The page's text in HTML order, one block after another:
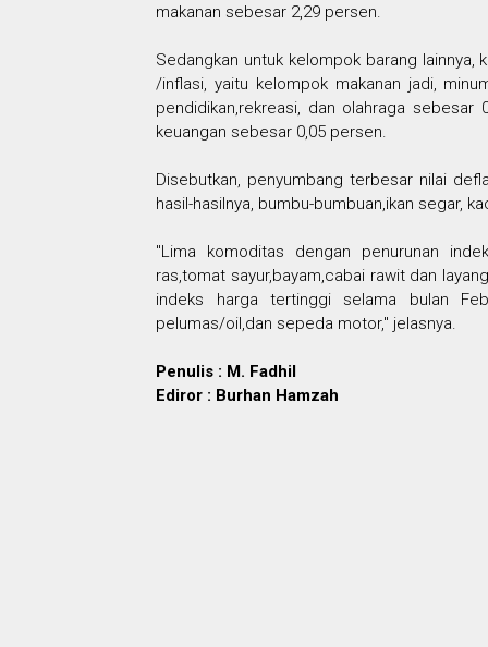
makanan sebesar 2,29 persen.
Sedangkan untuk kelompok barang lainnya,
/inflasi, yaitu kelompok makanan jadi,
pendidikan,rekreasi, dan olahraga sebesar
keuangan sebesar 0,05 persen.
Disebutkan, penyumbang terbesar nilai
hasil-hasilnya, bumbu-bumbuan,ikan segar,
"Lima komoditas dengan penurunan
ras,tomat sayur,bayam,cabai rawit dan
indeks harga tertinggi selama bulan
pelumas/oil,dan sepeda motor," jelasnya.
Penulis : M. Fadhil
Ediror : Burhan Hamzah